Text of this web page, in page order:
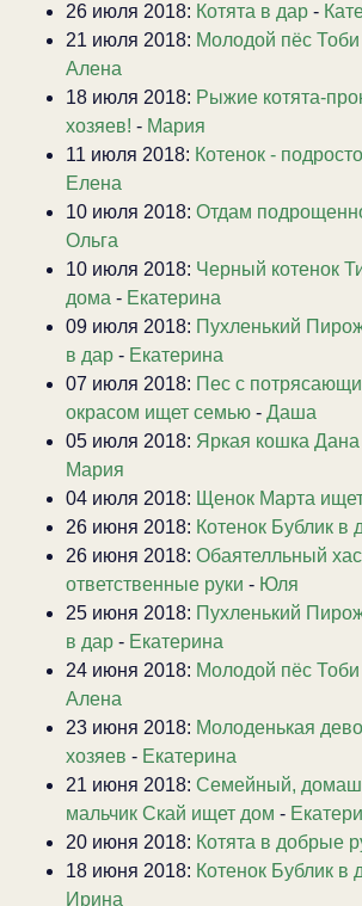
26 июля 2018: Котята в дар -
21 июля 2018: Молодой пёс
Алена
18 июля 2018: Рыжие котята-
хозяев! - Мария
11 июля 2018: Котенок -
Елена
10 июля 2018: Отдам
Ольга
10 июля 2018: Черный котенок
дома - Екатерина
09 июля 2018: Пухленький
в дар - Екатерина
07 июля 2018: Пес с
окрасом ищет семью - Даша
05 июля 2018: Яркая кошка
Мария
04 июля 2018: Щенок Марта
26 июня 2018: Котенок Бублик в
26 июня 2018: Обаятелльный
ответственные руки - Юля
25 июня 2018: Пухленький
в дар - Екатерина
24 июня 2018: Молодой пёс
Алена
23 июня 2018: Молоденькая
хозяев - Екатерина
21 июня 2018: Семейный,
мальчик Скай ищет дом -
20 июня 2018: Котята в добрые
18 июня 2018: Котенок Бублик в
Ирина